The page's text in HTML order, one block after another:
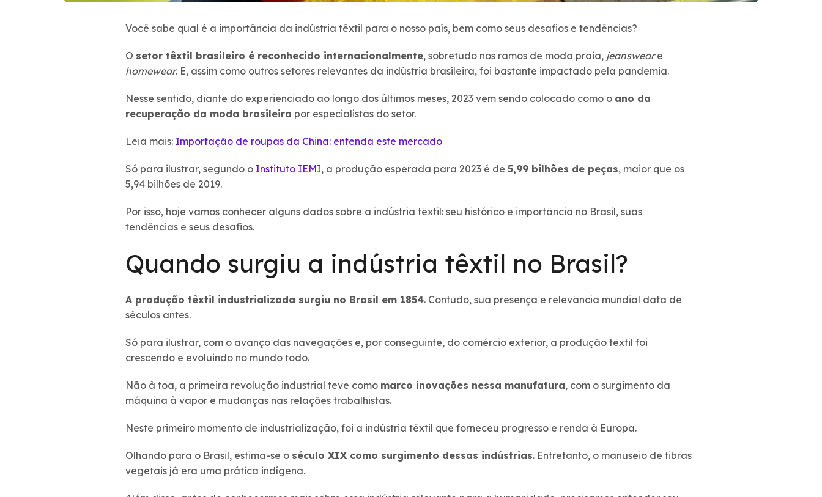
Você sabe qual é a importância da indústria têxtil para o nosso país, bem como seus desafios e tendências?
O setor têxtil brasileiro é reconhecido internacionalmente, sobretudo nos ramos de moda praia, jeansweare
homewear. E, assim como outros setores relevantes da indústria brasileira, foi bastante impactado pela pandemia.
Nesse sentido, diante do experienciado ao longo dos últimos meses, 2023 vem sendo colocado como o ano da
recuperação da moda brasileira por especialistas do setor.
Leia mais: Importação de roupas da China: entenda este mercado
Só para ilustrar, segundo o Instituto IEMI, a produção esperada para 2023 é de 5,99 bilhões de peças, maior que os
5,94 bilhões de 2019.
Por isso, hoje vamos conhecer alguns dados sobre a indústria têxtil: seu histórico e importância no Brasil, suas
tendências e seus desafios.
Quando surgiu a indústria têxtil no Brasil?
A produção têxtil industrializada surgiu no Brasil em 1854. Contudo, sua presença e relevância mundial data de
séculos antes.
Só para ilustrar, com o avanço das navegações e, por conseguinte, do comércio exterior, a produção têxtil foi
crescendo e evoluindo no mundo todo.
Não à toa, a primeira revolução industrial teve como marco inovações nessa manufatura, com o surgimento da
máquina à vapor e mudanças nas relações trabalhistas.
Neste primeiro momento de industrialização, foi a indústria têxtil que forneceu progresso e renda à Europa.
Olhando para o Brasil, estima-se o século XIX como surgimento dessas indústrias. Entretanto, o manuseio de fibras
vegetais já era uma prática indígena.